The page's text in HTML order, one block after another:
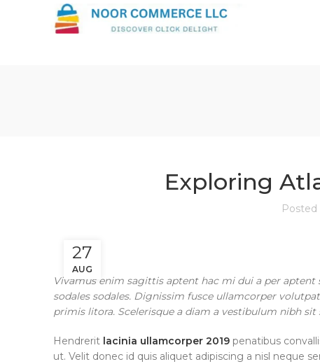
Exploring
Posted
27
AUG
Vivamus enim sagittis aptent hac mi dui a per aptent
sodales sodales. Dignissim fusce ullamcorper
primis litora. Scelerisque a diam a vestibulum nibh
Hendrerit lacinia ullamcorper 2019 penatibus
ut. Velit donec id quis aliquet adipiscing a nisl neque